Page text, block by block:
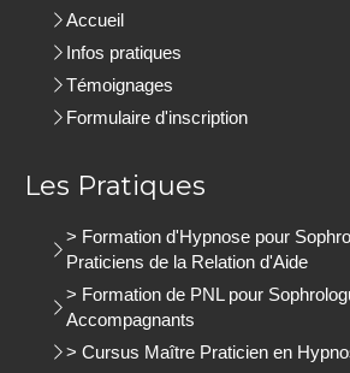
Accueil
Infos pratiques
Témoignages
Formulaire d'inscription
Les Pratiques
> Formation d'Hypnose pour
Praticiens de la Relation d'Aide
> Formation de PNL pour
Accompagnants
> Cursus Maître Praticien en